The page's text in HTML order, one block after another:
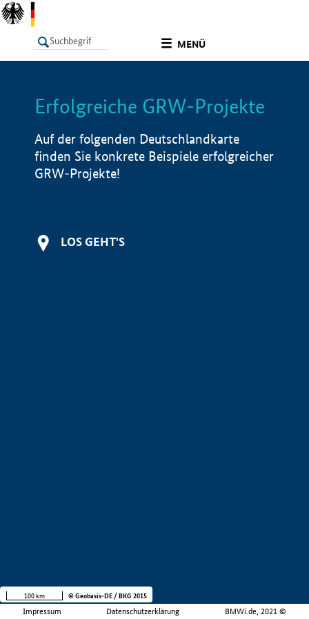
MENÜ
LISTE Info
Erfolgreiche GRW-Projekte
Auf der folgenden Deutschlandkarte
finden Sie konkrete Beispiele erfolgreicher
GRW-Projekte!
LOS GEHT'S
Impressum Datenschutzerklärung BMWi.de, 2021 ©
100 km © Geobasis-DE / BKG 2015